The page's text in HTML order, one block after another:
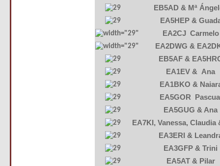
EB5AD & Mª
EA5HEP &
EA2CJ Carmelo
EA2DWG &
EB5AF &
EA1EV & Ana
EA1BKO &
EA5GOR
EA5GUG & Ana
EA7KI, Vanessa, Claudia
EA3ERI &
EA3GFP & Trini
EA5AT & Pilar